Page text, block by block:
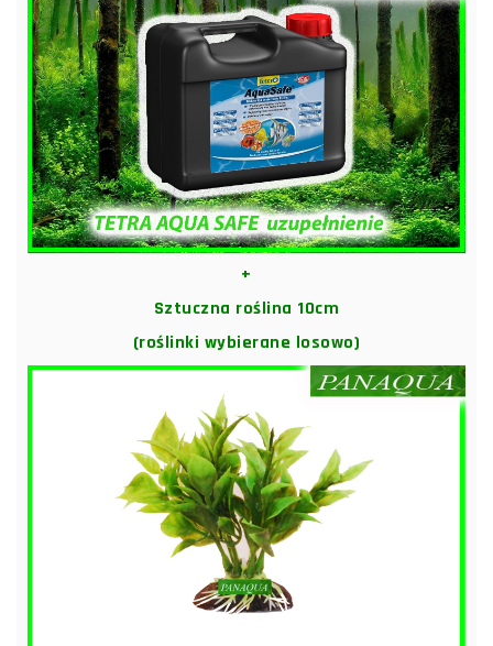
+
Sztuczna roślina 10cm
(roślinki wybierane losowo)